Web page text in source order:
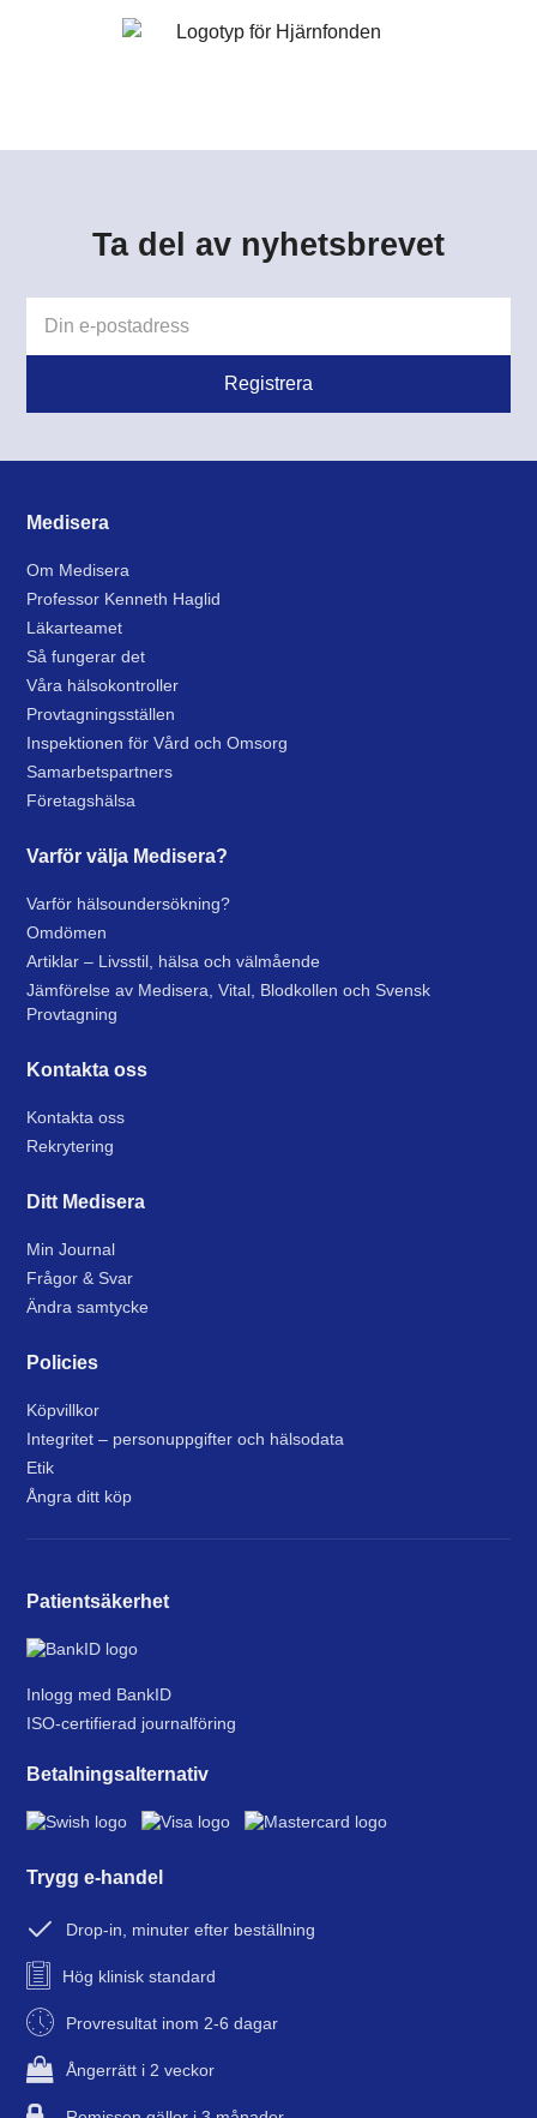
Ta del av nyhetsbrevet
Medisera
Om Medisera
Professor Kenneth Haglid
Läkarteamet
Så fungerar det
Våra hälsokontroller
Provtagningsställen
Inspektionen för Vård och Omsorg
Samarbetspartners
Företagshälsa
Varför välja Medisera?
Varför hälsoundersökning?
Omdömen
Artiklar – Livsstil, hälsa och välmående
Jämförelse av Medisera, Vital, Blodkollen och Svensk
Provtagning
Kontakta oss
Kontakta oss
Rekrytering
Ditt Medisera
Min Journal
Frågor & Svar
Ändra samtycke
Policies
Köpvillkor
Integritet – personuppgifter och hälsodata
Etik
Ångra ditt köp
Patientsäkerhet
Inlogg med BankID
ISO-certifierad journalföring
Betalningsalternativ
Trygg e-handel
Drop-in, minuter efter beställning
Hög klinisk standard
Provresultat inom 2-6 dagar
Ångerrätt i 2 veckor